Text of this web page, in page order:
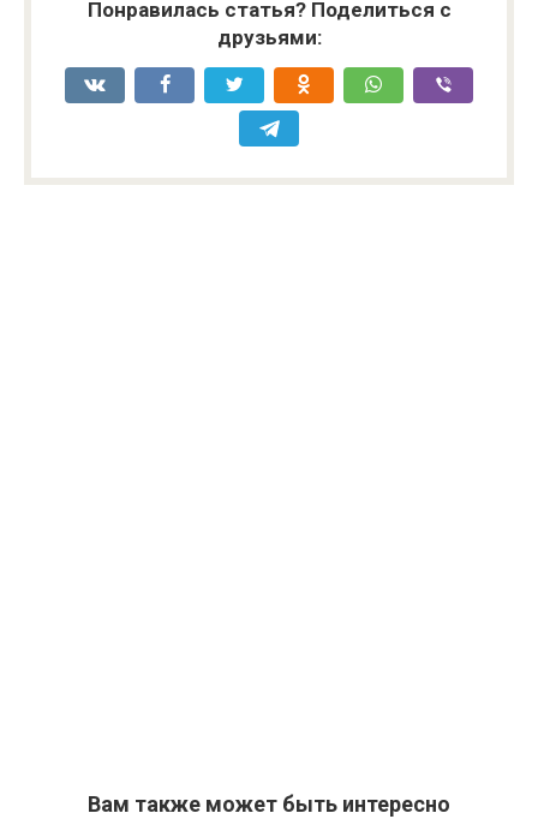
Понравилась статья? Поделиться с
друзьями:
Вам также может быть интересно